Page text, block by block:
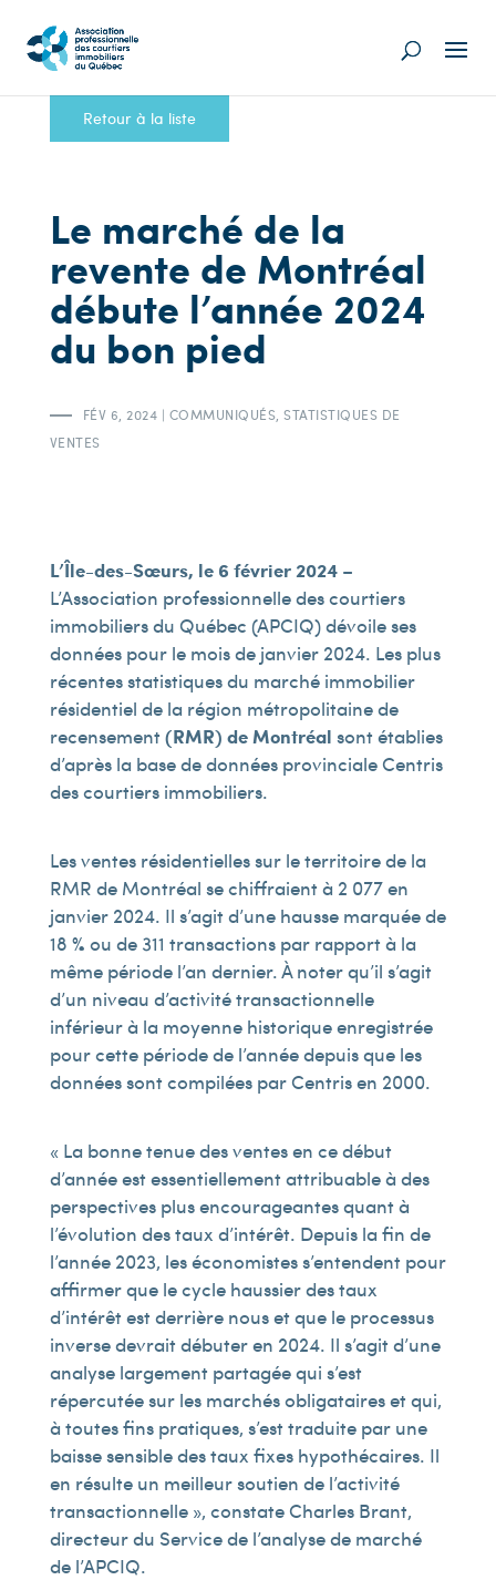
Retour à la liste
Le marché de la
revente de Montréal
débute l’année 2024
du bon pied
FÉV 6, 2024 | COMMUNIQUÉS ,STATISTIQUES DE
VENTES
L’Île-des-Sœurs, le 6 février 2024–
L’Association professionnelle des courtiers
immobiliers du Québec (APCIQ) dévoile ses
données pour le mois de janvier 2024. Les plus
récentes statistiques du marché immobilier
résidentiel de la région métropolitaine de
recensement (RMR) de Montréal sont établies
d’après la base de données provinciale Centris
des courtiers immobiliers.
Les ventes résidentielles sur le territoire de la
RMR de Montréal se chiffraient à 2 077 en
janvier 2024. Il s’agit d’une hausse marquée de
18 % ou de 311 transactions par rapport à la
même période l’an dernier. À noter qu’il s’agit
d’un niveau d’activité transactionnelle
inférieur à la moyenne historique enregistrée
pour cette période de l’année depuis que les
données sont compilées par Centris en 2000.
« La bonne tenue des ventes en ce début
d’année est essentiellement attribuable à des
perspectives plus encourageantes quant à
l’évolution des taux d’intérêt. Depuis la fin de
l’année 2023, les économistes s’entendent pour
affirmer que le cycle haussier des taux
d’intérêt est derrière nous et que le processus
inverse devrait débuter en 2024. Il s’agit d’une
analyse largement partagée qui s’est
répercutée sur les marchés obligataires et qui,
à toutes fins pratiques, s’est traduite par une
baisse sensible des taux fixes hypothécaires. Il
en résulte un meilleur soutien de l’activité
transactionnelle », constate Charles Brant,
directeur du Service de l’analyse de marché
de l’APCIQ.